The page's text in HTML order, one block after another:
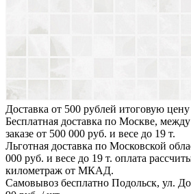
Доставка от 500 рублей итоговую цену
Бесплатная доставка по Москве,
заказе от 500 000 руб. и весе до 19 т.
Льготная доставка по Московской
000 руб. и весе до 19 т. оплата
километраж от МКАД.
Самовывоз бесплатно Подольск, ул.